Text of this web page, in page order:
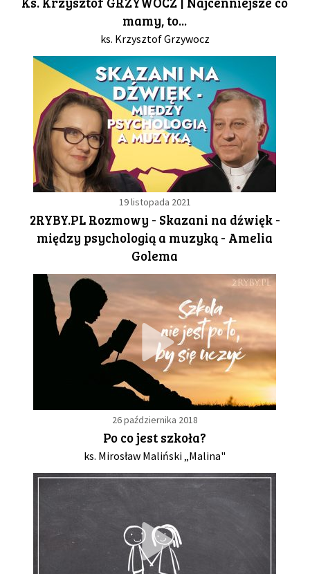
GALERIA
DRUŻYNA
WESPRZYJ NAS
NEWSLETTER
DLA MEDIÓW
mamy, to...
ks. Krzysztof Grzywocz
19 listopada 2021
2RYBY.PL Rozmowy - Skazani na dźwięk -
między psychologią a muzyką - Amelia
Golema
26 października 2018
Po co jest szkoła?
ks. Mirosław Maliński „Malina"